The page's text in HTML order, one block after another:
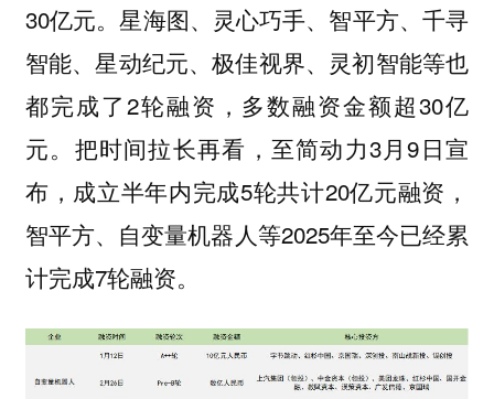
30亿元。星海图、灵心巧手、智平方、千寻
智能、星动纪元、极佳视界、灵初智能等也
都完成了2轮融资，多数融资金额超30亿
元。把时间拉长再看，至简动力3月9日宣
布，成立半年内完成5轮共计20亿元融资，
智平方、自变量机器人等2025年至今已经累
计完成7轮融资。